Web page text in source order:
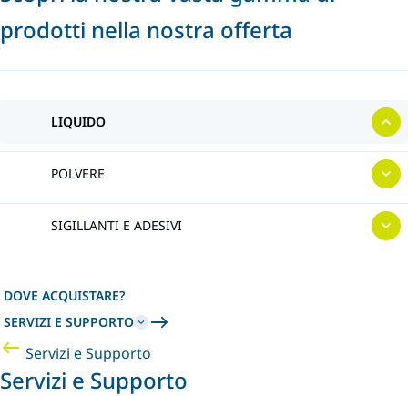
prodotti nella nostra offerta
LIQUIDO
POLVERE
SIGILLANTI E ADESIVI
DOVE ACQUISTARE?
SERVIZI E SUPPORTO
Servizi e Supporto
Servizi e Supporto